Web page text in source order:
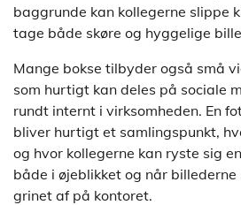
baggrunde kan kollegerne slippe
tage både skøre og hyggelige
Mange bokse tilbyder også små
som hurtigt kan deles på sociale
rundt internt i virksomheden. En
bliver hurtigt et samlingspunkt,
og hvor kollegerne kan ryste sig
både i øjeblikket og når
grinet af på kontoret.